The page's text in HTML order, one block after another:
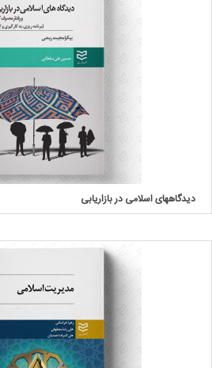
دیدگاههای اسلامی در بازاریابی